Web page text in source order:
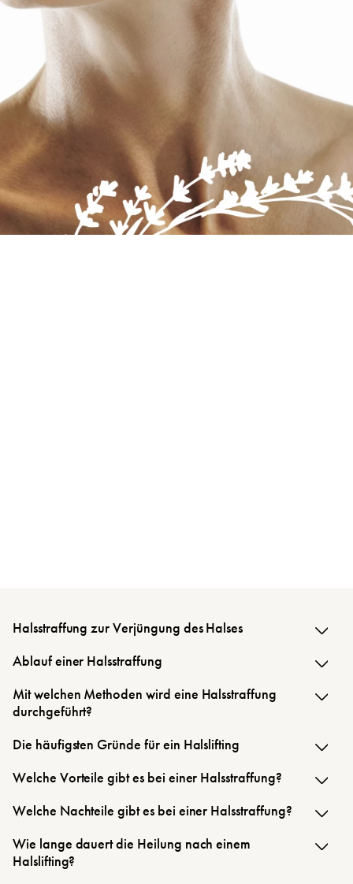
Halsstraffung zur Verjüngung des Halses
Ablauf einer Halsstraffung
Mit welchen Methoden wird eine Halsstraffung
durchgeführt?
Die häufigsten Gründe für ein Halslifting
Welche Vorteile gibt es bei einer Halsstraffung?
Welche Nachteile gibt es bei einer Halsstraffung?
Wie lange dauert die Heilung nach einem
Halslifting?